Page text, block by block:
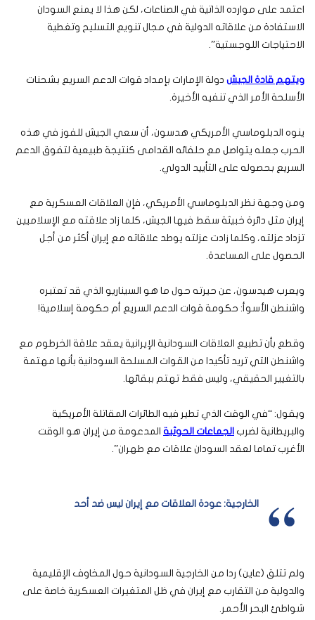
اعتمد على موارده الذاتية في الصناعات، لكن هذا لا يمنع السودان
الاستفادة من علاقاته الدولية في مجال تنويع التسليح وتغطية
الاحتياجات اللوجستية”.
ويتهم قادة الجيش دولة الإمارات بإمداد قوات الدعم السريع بشحنات
الأسلحة الأمر الذي تنفيه الأخيرة.
ينوه الدبلوماسي الأمريكي هدسون، أن سعي الجيش للفوز في هذه
الحرب جعله يتواصل مع حلفائه القدامى كنتيجة طبيعية لتفوق الدعم
السريع بحصوله على التأييد الدولي.
ومن وجهة نظر الدبلوماسي الأمريكي، فإن العلاقات العسكرية مع
إيران مثل دائرة خبيثة سقط فيها الجيش، كلما زاد علاقته مع الإسلاميين
تزداد عزلته، وكلما زادت عزلته يوطد علاقاته مع إيران أكثر من أجل
الحصول على المساعدة.
ويعرب هيدسون، عن حيرته حول ما هو السيناريو الذي قد تعتبره
واشنطن الأسوأ: حكومة قوات الدعم السريع أم حكومة إسلامية!
وقطع بأن تطبيع العلاقات السودانية الإيرانية يعقد علاقة الخرطوم مع
واشنطن التي تريد تأكيدا من القوات المسلحة السودانية بأنها مهتمة
بالتغيير الحقيقي، وليس فقط تهتم ببقائها.
ويقول: “في الوقت الذي تطير فيه الطائرات المقاتلة الأمريكية
والبريطانية لضرب الجماعات الحوثية المدعومة من إيران هو الوقت
الأغرب تماما لعقد السودان علاقات مع طهران”.
الخارجية: عودة العلاقات مع إيران ليس ضد أحد
ولم تتلق (عاين) ردا من الخارجية السودانية حول المخاوف الإقليمية
والدولية من التقارب مع إيران في ظل المتغيرات العسكرية خاصة على
شواطئ البحر الأحمر.